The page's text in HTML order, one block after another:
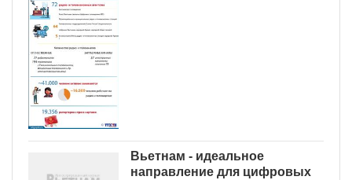
Вьетнам - идеальное
направление для цифровых